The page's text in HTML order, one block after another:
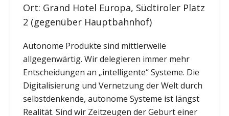
Ort: Grand Hotel Europa, Südtiroler Platz
2 (gegenüber Hauptbahnhof)
Autonome Produkte sind mittlerweile
allgegenwärtig. Wir delegieren immer mehr
Entscheidungen an „intelligente“ Systeme. Die
Digitalisierung und Vernetzung der Welt durch
selbstdenkende, autonome Systeme ist längst
Realität. Sind wir Zeitzeugen der Geburt einer